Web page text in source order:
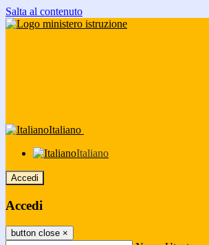
Salta al contenuto
Italiano
Italiano
Accedi
Accedi
button close ×